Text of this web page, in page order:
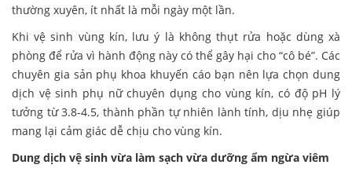
thường xuyên, ít nhất là mỗi ngày một lần.
Khi vệ sinh vùng kín, lưu ý là không thụt rửa hoặc dùng xà
phòng để rửa vì hành động này có thể gây hại cho “cô bé”. Các
chuyên gia sản phụ khoa khuyến cáo bạn nên lựa chọn dung
dịch vệ sinh phụ nữ chuyên dụng cho vùng kín, có độ pH lý
tưởng từ 3.8-4.5, thành phần tự nhiên lành tính, dịu nhẹ giúp
mang lại cảm giác dễ chịu cho vùng kín.
Dung dịch vệ sinh vừa làm sạch vừa dưỡng ẩm ngừa viêm